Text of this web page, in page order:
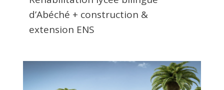
d’Abéché + construction &
extension ENS